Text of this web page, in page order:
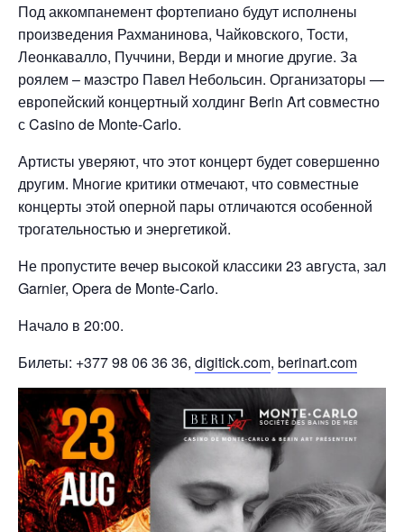
Под аккомпанемент фортепиано будут исполнены
произведения Рахманинова, Чайковского, Тости,
Леонкавалло, Пуччини, Верди и многие другие. За
роялем – маэстро Павел Небольсин. Организаторы —
европейский концертный холдинг Berin Art совместно
с Casino de Monte-Carlo.
Артисты уверяют, что этот концерт будет совершенно
другим. Многие критики отмечают, что совместные
концерты этой оперной пары отличаются особенной
трогательностью и энергетикой.
Не пропустите вечер высокой классики 23 августа, зал
Garnier, Opera de Monte-Carlo.
Начало в 20:00.
Билеты: +377 98 06 36 36, digitick.com, berinart.com